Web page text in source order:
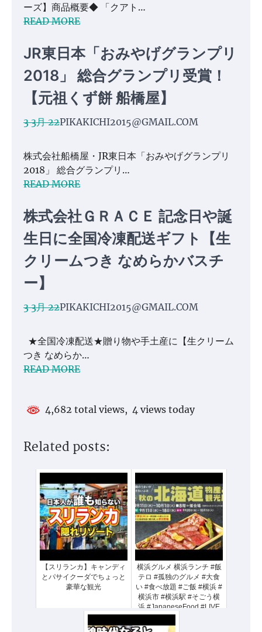
ーズ】商品概要◆ 「クアト…
READ MORE
JR東日本「おみやげグランプリ
2018」 総合グランプリ受賞！
【元祖くず餅 船橋屋】
3 3月 22PIKAKICHI2015@GMAIL.COM
株式会社船橋屋・JR東日本「おみやげグランプリ
2018」 総合グランプリ…
READ MORE
株式会社ＧＲＡＣＥ 記念日や誕
生日に全国冷凍配送ギフト【生
クリームつき なめらかバスチ
ー】
3 3月 22PIKAKICHI2015@GMAIL.COM
★全国冷凍配送★贈り物や手土産に【生クリーム
つき なめらか…
READ MORE
4,682 total views, 4 views today
Related posts:
【スリランカ】キャンディ
とパサイクーダでちょっと
豪華な観光
横浜グルメ 横浜ランチ #飯
テロ #孤独のグルメ #大食
い #食べ放題 #ご飯 #横浜 #
横浜市 #横浜駅 #そごう横
浜 #JapaneseFood #LIVE
#TV #ライブ #テレビ